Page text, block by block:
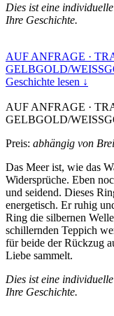
Dies ist eine
Ihre Geschichte.
AUF ANFRAGE ·
GELBGOLD/
Geschichte lesen ↓
AUF ANFRAGE ·
GELBGOLD/
Preis: abhängig von
Das Meer ist, wie das
Widersprüche. Eben
und seidend. Dieses
energetisch. Er ruhig
Ring die silbernen
schillernden Teppich
für beide der Rückzug
Liebe sammelt.
Dies ist eine
Ihre Geschichte.